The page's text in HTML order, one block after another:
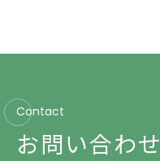
Contact
お問い合わせ